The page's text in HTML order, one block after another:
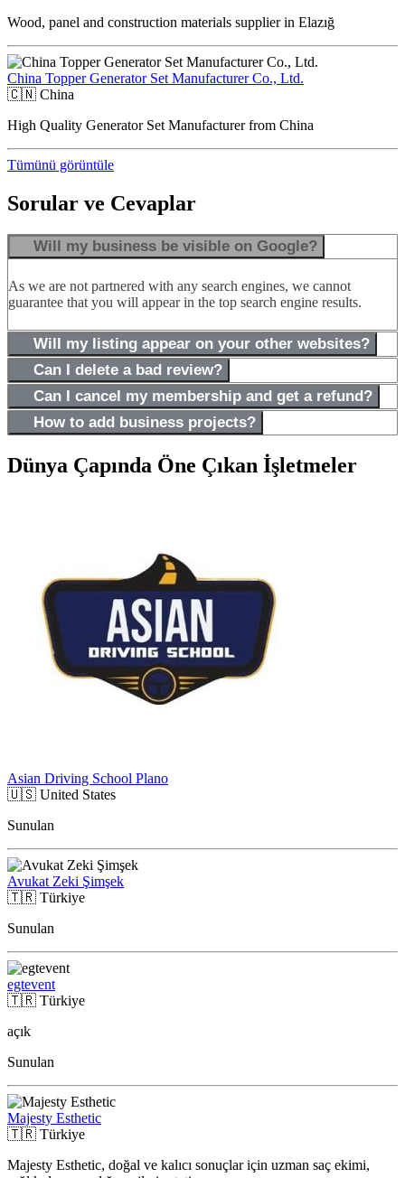
Wood, panel and construction materials supplier in Elazığ
China Topper Generator Set Manufacturer Co., Ltd.
🇨🇳 China
High Quality Generator Set Manufacturer from China
Tümünü görüntüle
Sorular ve Cevaplar
Will my business be visible on Google?
As we are not partnered with any search engines, we cannot
guarantee that you will appear in the top search engine results.
Will my listing appear on your other websites?
Can I delete a bad review?
Can I cancel my membership and get a refund?
How to add business projects?
Dünya Çapında Öne Çıkan İşletmeler
Asian Driving School Plano
🇺🇸 United States
Sunulan
Avukat Zeki Şimşek
🇹🇷 Türkiye
Sunulan
egtevent
🇹🇷 Türkiye
açık
Sunulan
Majesty Esthetic
🇹🇷 Türkiye
Majesty Esthetic, doğal ve kalıcı sonuçlar için uzman saç ekimi,